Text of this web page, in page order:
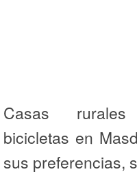
Casas
bicicletas en
sus preferencias,